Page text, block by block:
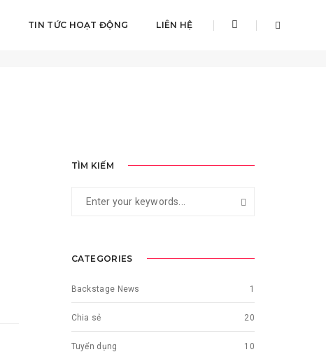
TIN TỨC HOẠT ĐỘNG LIÊN HỆ
TÌM KIẾM
CATEGORIES
Backstage News 1
Chia sẻ 20
Tuyển dụng 10